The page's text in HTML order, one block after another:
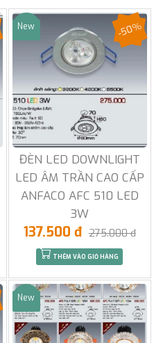
Sale
New
ĐÈN LED DOWNLIGHT
LED ÂM TRẦN CAO CẤP
ANFACO AFC 510 LED
3W
-50%
137.500 đ 275.000 đ
THÊM VÀO GIỎ HÀNG
Sale
New